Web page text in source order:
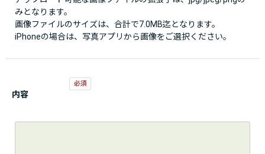
みとなります。
画像ファイルのサイズは、合計で7.0MB迄となります。
iPhoneの場合は、写真アプリから画像をご選択ください。
内容